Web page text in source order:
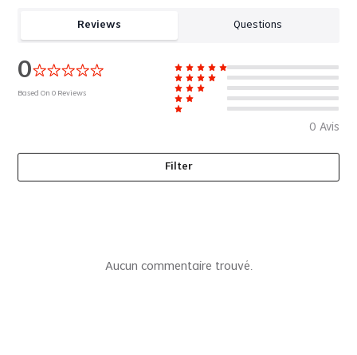
Reviews Questions
0
Based On0 Reviews
0 Avis
Filter
Aucun commentaire trouvé.